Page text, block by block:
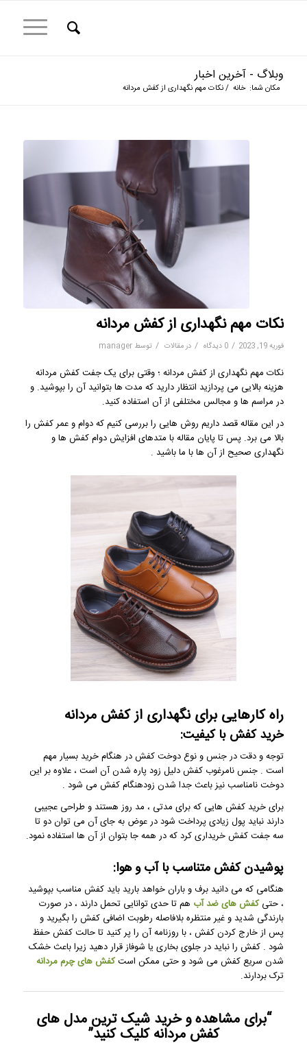
وبلاگ - آخرین اخبار
مکان شما: خانه /نکات مهم نگهداری از کفش مردانه
نکات مهم نگهداری از کفش مردانه
فوریه 19, 2023 / 0 دیدگاه / درمقالات / توسط manager
نکات مهم نگهداری از کفش مردانه ؛ وقتی برای یک جفت کفش مردانه
هزینه بالایی می پردازید انتظار دارید که مدت ها بتوانید آن را بپوشید. و
در مراسم ها و مجالس مختلفی از آن استفاده کنید.
در این مقاله قصد داریم روش هایی را بررسی کنیم که دوام و عمر کفش را
بالا می برد. پس تا پایان مقاله با متدهای افزایش دوام کفش ها و
نگهداری صحیح از آن ها با ما باشید .
راه کارهایی برای نگهداری از کفش مردانه
خرید کفش با کیفیت:
توجه و دقت در جنس و نوع دوخت کفش در هنگام خرید بسیار مهم
است . جنس نامرغوب کفش دلیل زود پاره شدن آن است ، علاوه بر این
دوخت نامناسب نیز باعث جدا شدن زودهنگام کفش می شود .
برای خرید کفش هایی که برای مدتی ، مد روز هستند و طراحی عجیبی
دارند نباید پول زیادی پرداخت شود در عوض به جای آن می توان دو تا
سه جفت کفش خریداری کرد که در همه جا بتوان از آن ها استفاده نمود.
پوشیدن کفش متناسب با آب و هوا:
هنگامی که می دانید برف و باران خواهد بارید باید کفش مناسب بپوشید
، حتیکفش های ضد آب هم تا حدی توانایی تحمل دارند ، در صورت
بارندگی شدید و غیر منتظره بلافاصله رطوبت اضافی کفش را بگیرید و
پس از خارج کردن کفش ، با روزنامه آن را پر کنید تا حالت کفش حفظ
شود . کفش را نباید در جلوی بخاری یا شوفاز قرار دهید زیرا باعث خشک
شدن سریع کفش می شود و حتی ممکن استکفش های چرم مردانه
ترک بردارند.
“برای مشاهده و خرید شیک ترینمدل های
کفش مردانهکلیک کنید”